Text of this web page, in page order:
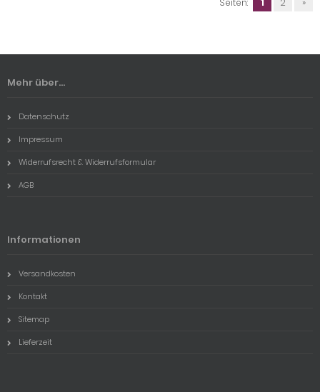
Seiten: 1 2 »
Mehr über...
Datenschutz
Impressum
Widerrufsrecht & Widerrufsformular
AGB
Informationen
Versandkosten
Kontakt
Sitemap
Lieferzeit